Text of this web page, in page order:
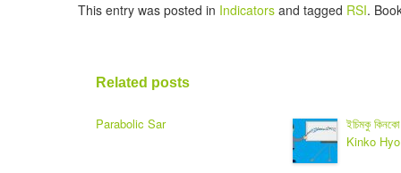
This entry was posted in Indicators and tagged RSI.
Related posts
Parabolic Sar
ইচিমকু
Kinko Hyo